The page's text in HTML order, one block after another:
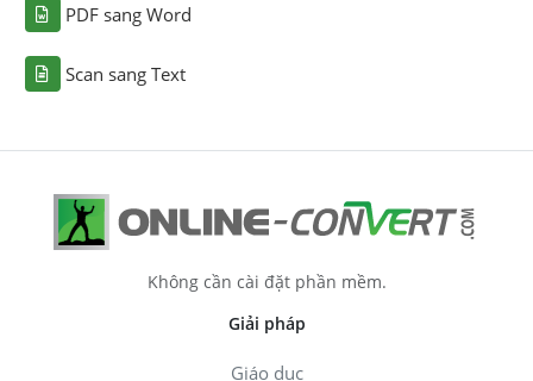
PDF sang Word
Scan sang Text
Không cần cài đặt phần mềm.
Giải pháp
Giáo dục